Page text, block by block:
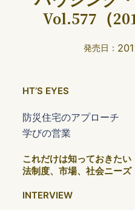
Vol.577（
発売日：
HTʼS EYES
防災住宅のアプローチ
学びの営業
これだけは知っておきたい
法制度、市場、社会ニー
INTERVIEW